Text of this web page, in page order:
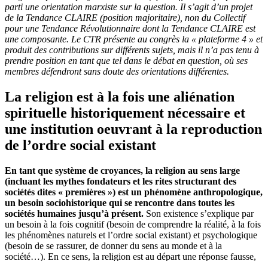
parti une orientation marxiste sur la question. Il s’agit d’un projet
de la Tendance CLAIRE (position majoritaire), non du Collectif
pour une Tendance Révolutionnaire dont la Tendance CLAIRE est
une composante. Le CTR présente au congrès la « plateforme 4 » et
produit des contributions sur différents sujets, mais il n’a pas tenu à
prendre position en tant que tel dans le débat en question, où ses
membres défendront sans doute des orientations différentes.
La religion est à la fois une aliénation
spirituelle historiquement nécessaire et
une institution oeuvrant à la reproduction
de l’ordre social existant
En tant que système de croyances, la religion au sens large
(incluant les mythes fondateurs et les rites structurant des
sociétés dites « premières ») est un phénomène anthropologique,
un besoin sociohistorique qui se rencontre dans toutes les
sociétés humaines jusqu’à présent. Son existence s’explique par
un besoin à la fois cognitif (besoin de comprendre la réalité, à la fois
les phénomènes naturels et l’ordre social existant) et psychologique
(besoin de se rassurer, de donner du sens au monde et à la
société…). En ce sens, la religion est au départ une réponse fausse,